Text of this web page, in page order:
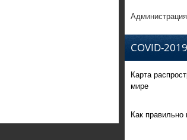
COVID-
Карта
мире
Как правильно